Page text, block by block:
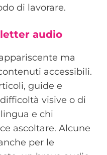
di lavorare.
audio
ma
accessibili.
guide e
visive o di
e chi
ascoltare. Alcune
per le